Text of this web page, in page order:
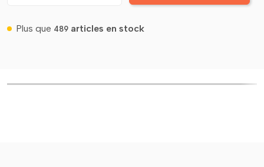
Plus que 489 articles en stock